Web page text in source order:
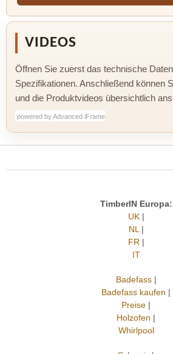
VIDEOS
Öffnen Sie zuerst das technische
Spezifikationen. Anschließend können
und die Produktvideos übersichtlich
powered by Advanced iFrame
TimberIN Europa:
UK|
NL |
FR |
IT
Badefass|
Badefass kaufen |
Preise |
Holzofen |
Whirlpool